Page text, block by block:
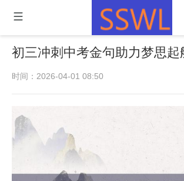
初三冲刺中考金句助力梦思起
时间：2026-04-01 08:50